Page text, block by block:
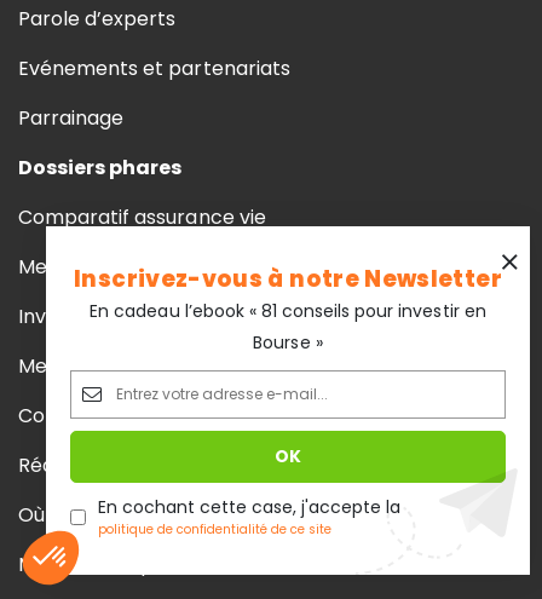
Inscrivez-vous à notre Newsletter
En cadeau l’ebook « 81 conseils pour investir en
Bourse »
En cochant cette case, j'accepte la
politique de confidentialité de ce site
Parole d’experts
Evénements et partenariats
Parrainage
Dossiers phares
Comparatif assurance vie
Meilleur livret
Investir SCPI
Meilleur fonds euros
Comparatif PER
Réduire ses impôts
Où placer son argent
Meilleur compte à terme